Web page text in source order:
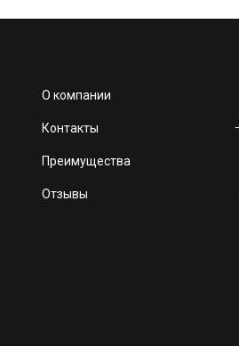
О компании
Контакты
Преимущества
Отзывы